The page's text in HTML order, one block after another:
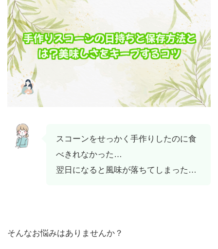
スコーンをせっかく手作りしたのに食
べきれなかった…
翌日になると風味が落ちてしまった…
そんなお悩みはありませんか？